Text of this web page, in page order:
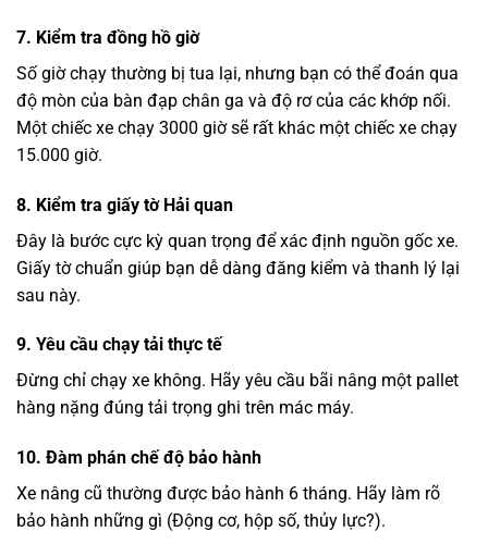
7. Kiểm tra đồng hồ giờ
Số giờ chạy thường bị tua lại, nhưng bạn có thể đoán qua
độ mòn của bàn đạp chân ga và độ rơ của các khớp nối.
Một chiếc xe chạy 3000 giờ sẽ rất khác một chiếc xe chạy
15.000 giờ.
8. Kiểm tra giấy tờ Hải quan
Đây là bước cực kỳ quan trọng để xác định nguồn gốc xe.
Giấy tờ chuẩn giúp bạn dễ dàng đăng kiểm và thanh lý lại
sau này.
9. Yêu cầu chạy tải thực tế
Đừng chỉ chạy xe không. Hãy yêu cầu bãi nâng một pallet
hàng nặng đúng tải trọng ghi trên mác máy.
10. Đàm phán chế độ bảo hành
Xe nâng cũ thường được bảo hành 6 tháng. Hãy làm rõ
bảo hành những gì (Động cơ, hộp số, thủy lực?).